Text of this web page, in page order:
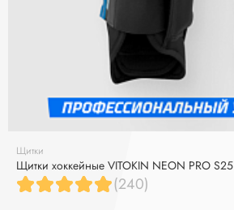
Щитки
Щитки хоккейные VITOKIN NEON PRO S25
(240)